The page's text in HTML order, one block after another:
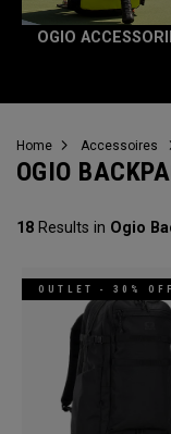
OGIO
Home Accessoires
OGIO
18 Results in Ogio
OUTLET - 30% OFF